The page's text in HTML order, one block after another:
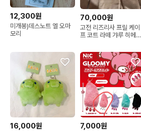
12,300원
미개봉)데스노트 엘 오마
모리
70,000원
고전 리즈리사 프릴 케이
프 코트 라떼 갸루 히메갸
16,000원 7,000원